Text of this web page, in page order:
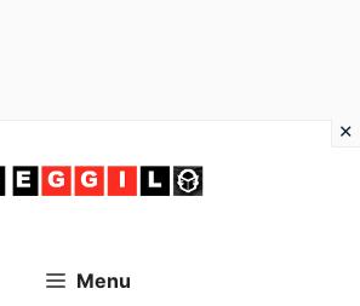
Menu